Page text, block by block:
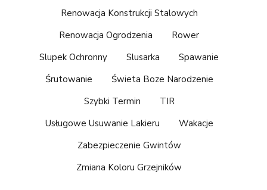
Renowacja Konstrukcji Stalowych
Renowacja Ogrodzenia
Rower
Slupek Ochronny
Slusarka
Spawanie
Śrutowanie
Świeta Boze Narodzenie
Szybki Termin
TIR
Usługowe Usuwanie Lakieru
Wakacje
Zabezpieczenie Gwintów
Zmiana Koloru Grzejników